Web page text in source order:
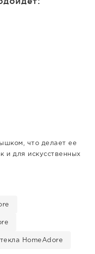
что делает ее
и для искусственных
HomeAdore